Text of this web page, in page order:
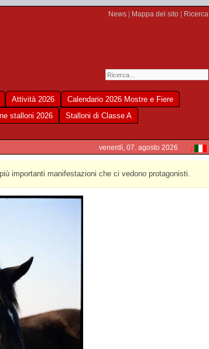
News Mappa del sito Ricerca
Attività 2026
Calendario 2026 Mostre e Fiere
stalloni 2026
Stalloni di Classe A
venerdì, 07. agosto 2026
importanti manifestazioni che ci vedono protagonisti.